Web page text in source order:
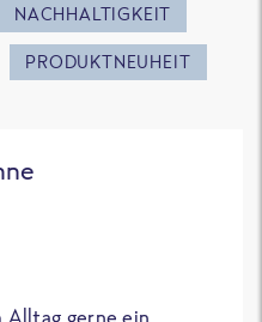
NACHHALTIGKEIT
PRODUKTNEUHEIT
Alltag gerne ein